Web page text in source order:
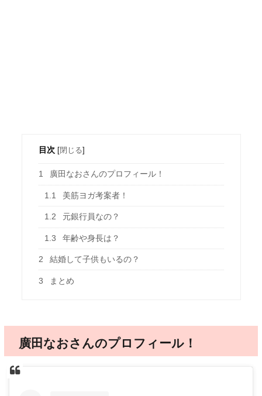
目次 [閉じる]
1 廣田なおさんのプロフィール！
1.1 美筋ヨガ考案者！
1.2 元銀行員なの？
1.3 年齢や身長は？
2 結婚して子供もいるの？
3 まとめ
廣田なおさんのプロフィール！